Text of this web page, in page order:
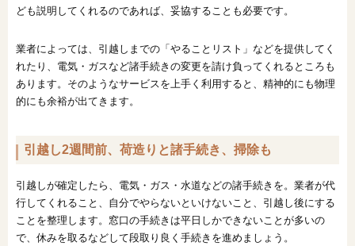
ども説明してくれるのであれば、妥協することも必要です。
業者によっては、引越しまでの「やることリスト」などを提供してく
れたり、電気・ガスなど諸手続きの変更を請け負ってくれるところも
あります。そのようなサービスを上手く利用すると、精神的にも物理
的にも余裕が出てきます。
引越し2週間前、荷造りと諸手続き、掃除も
引越しが確定したら、電気・ガス・水道などの諸手続きを。業者が代
行してくれること、自分でやらないといけないこと、引越し後にする
ことを整理します。窓口の手続きは平日しかできないことが多いの
で、休みを取るなどして段取り良く手続きを進めましょう。